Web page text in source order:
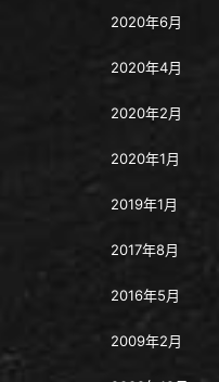
2020年6月
2020年4月
2020年2月
2020年1月
2019年1月
2017年8月
2016年5月
2009年2月